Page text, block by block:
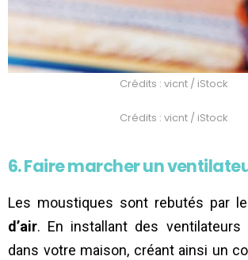
Crédits : vicnt / iStock
Crédits : vicnt / iStock
6. Faire marcher un
Les moustiques sont rebutés par
d’air. En installant des
dans votre maison, créant ainsi un